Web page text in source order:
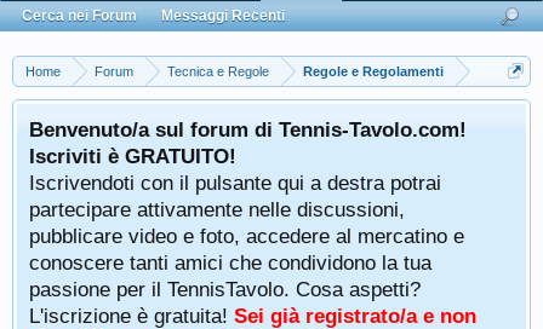
Home Forum Tecnica e Regole Regole e Regolamenti
Benvenuto/a sul forum di Tennis-Tavolo.com!
Iscriviti è GRATUITO!
Iscrivendoti con il pulsante qui a destra potrai
partecipare attivamente nelle discussioni,
pubblicare video e foto, accedere al mercatino e
conoscere tanti amici che condividono la tua
passione per il TennisTavolo. Cosa aspetti?
L'iscrizione è gratuita! Sei già registrato/a e non
Cerca nei Forum
Messaggi Recenti